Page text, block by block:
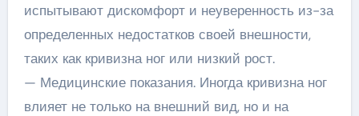
испытывают дискомфорт и неуверенность из-за
определенных недостатков своей внешности,
таких как кривизна ног или низкий рост.
— Медицинские показания. Иногда кривизна ног
влияет не только на внешний вид, но и на